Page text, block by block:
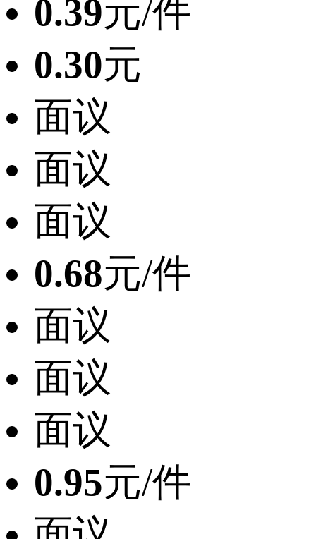
0.39元/件
0.30元
面议
面议
面议
0.68元/件
面议
面议
面议
0.95元/件